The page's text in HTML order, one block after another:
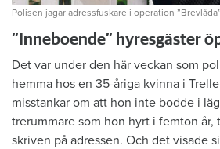
Polisen jagar adressfuskare i operation ”Brevlåda”
”Inneboende” hyresgäster
Det var under den här veckan som
hemma hos en 35-åriga kvinna i
misstankar om att hon inte bodde i
trerummare som hon hyrt i femton år,
skriven på adressen. Och det visade